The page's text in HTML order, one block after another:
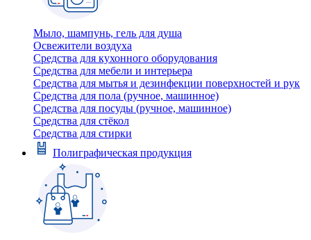
Мыло, шампунь, гель для душа
Освежители воздуха
Средства для кухонного оборудования
Средства для мебели и интерьера
Средства для мытья и дезинфекции поверхностей и рук
Средства для пола (ручное, машинное)
Средства для посуды (ручное, машинное)
Средства для стёкол
Средства для стирки
Полиграфическая продукция